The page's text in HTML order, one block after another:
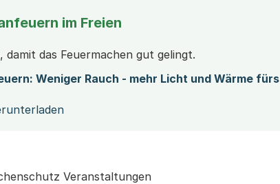
im Freien
damit das Feuermachen gut gelingt.
Weniger Rauch - mehr Licht und Wärme fürs
Veranstaltungen